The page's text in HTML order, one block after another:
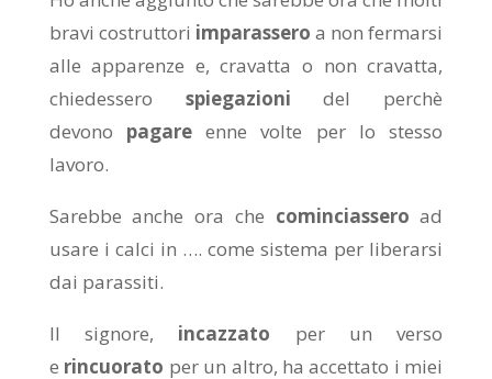
bravi costruttori imparassero a non fermarsi
alle apparenze e, cravatta o non cravatta,
chiedessero spiegazioni del perchè
devono pagare enne volte per lo stesso
lavoro.
Sarebbe anche ora che cominciassero ad
usare i calci in …. come sistema per liberarsi
dai parassiti.
Il signore, incazzato per un verso
e rincuorato per un altro, ha accettato i miei